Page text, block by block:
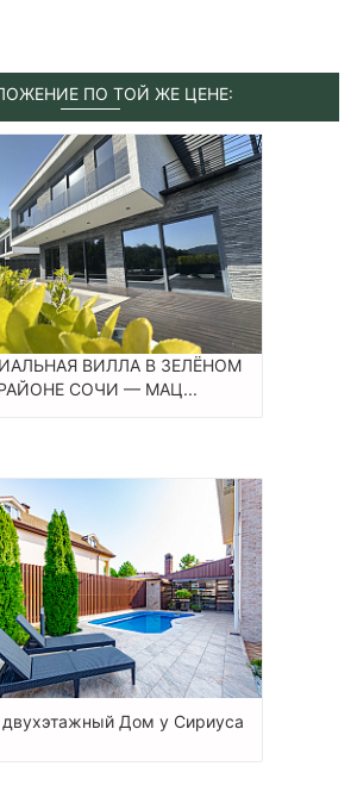
ПО ТОЙ ЖЕ ЦЕНЕ:
ВИЛЛА В ЗЕЛЁНОМ
СОЧИ — МАЦ...
двухэтажный Дом у Сириуса